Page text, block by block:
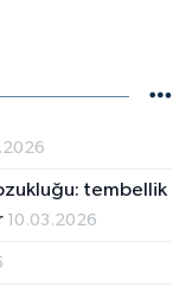
tembellik
10.03.2026